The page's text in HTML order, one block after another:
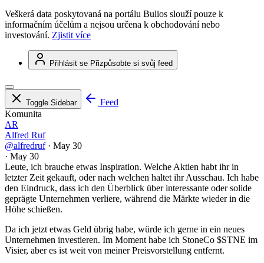
Veškerá data poskytovaná na portálu Bulios slouží pouze k
informačním účelům a nejsou určena k obchodování nebo
investování. Zjistit více
Přihlásit se Přizpůsobte si svůj feed
Toggle Sidebar
Feed
Komunita
AR
Alfred Ruf
@alfredruf · May 30
· May 30
Leute, ich brauche etwas Inspiration. Welche Aktien habt ihr in
letzter Zeit gekauft, oder nach welchen haltet ihr Ausschau. Ich habe
den Eindruck, dass ich den Überblick über interessante oder solide
geprägte Unternehmen verliere, während die Märkte wieder in die
Höhe schießen.
Da ich jetzt etwas Geld übrig habe, würde ich gerne in ein neues
Unternehmen investieren. Im Moment habe ich StoneCo $STNE im
Visier, aber es ist weit von meiner Preisvorstellung entfernt.